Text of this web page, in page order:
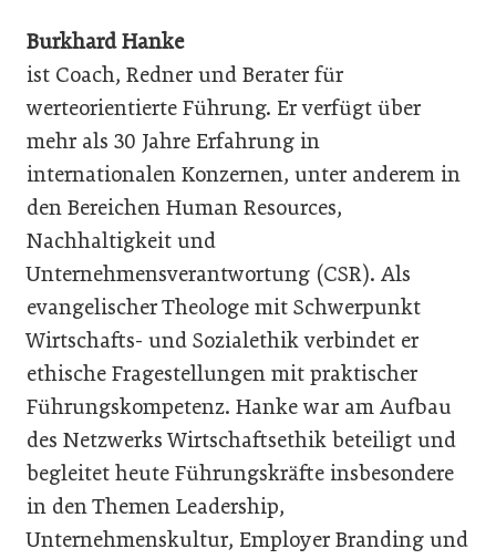
Burkhard Hanke
ist Coach, Redner und Berater für
werteorientierte Führung. Er verfügt über
mehr als 30 Jahre Erfahrung in
internationalen Konzernen, unter anderem in
den Bereichen Human Resources,
Nachhaltigkeit und
Unternehmensverantwortung (CSR). Als
evangelischer Theologe mit Schwerpunkt
Wirtschafts- und Sozialethik verbindet er
ethische Fragestellungen mit praktischer
Führungskompetenz. Hanke war am Aufbau
des Netzwerks Wirtschaftsethik beteiligt und
begleitet heute Führungskräfte insbesondere
in den Themen Leadership,
Unternehmenskultur, Employer Branding und